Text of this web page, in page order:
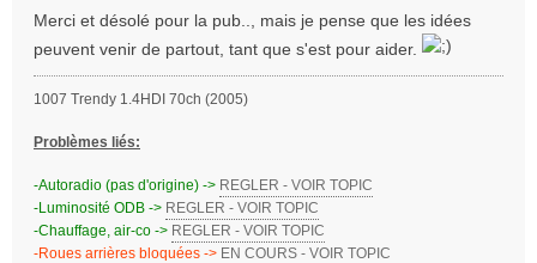
Merci et désolé pour la pub.., mais je pense que les idées
peuvent venir de partout, tant que s'est pour aider.
1007 Trendy 1.4HDI 70ch (2005)
Problèmes liés:
-Autoradio (pas d'origine) -> REGLER - VOIR TOPIC
-Luminosité ODB -> REGLER - VOIR TOPIC
-Chauffage, air-co -> REGLER - VOIR TOPIC
-Roues arrières bloquées -> EN COURS - VOIR TOPIC